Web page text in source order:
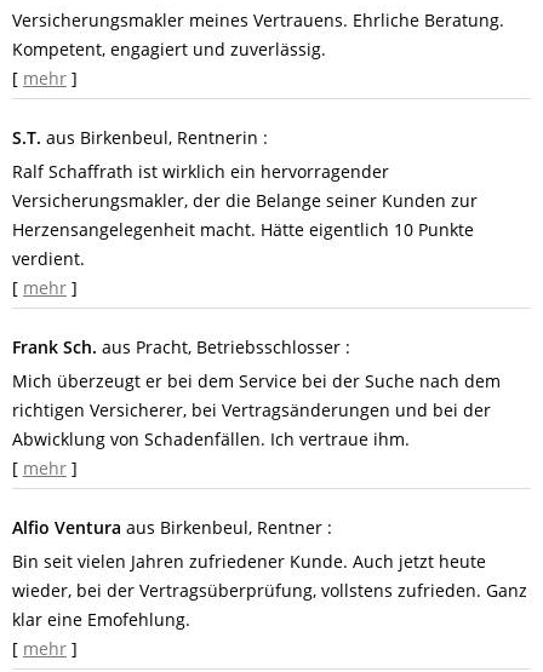
Versicherungsmakler meines Vertrauens. Ehrliche Beratung.
Kompetent, engagiert und zuverlässig.
[ mehr ]
S.T. aus Birkenbeul, Rentnerin :
Ralf Schaffrath ist wirklich ein hervorragender
Versicherungsmakler, der die Belange seiner Kunden zur
Herzensangelegenheit macht. Hätte eigentlich 10 Punkte
verdient.
[ mehr ]
Frank Sch. aus Pracht, Betriebsschlosser :
Mich überzeugt er bei dem Service bei der Suche nach dem
richtigen Versicherer, bei Vertragsänderungen und bei der
Abwicklung von Schadenfällen. Ich vertraue ihm.
[ mehr ]
Alfio Ventura aus Birkenbeul, Rentner :
Bin seit vielen Jahren zufriedener Kunde. Auch jetzt heute
wieder, bei der Vertragsüberprüfung, vollstens zufrieden. Ganz
klar eine Emofehlung.
[ mehr ]